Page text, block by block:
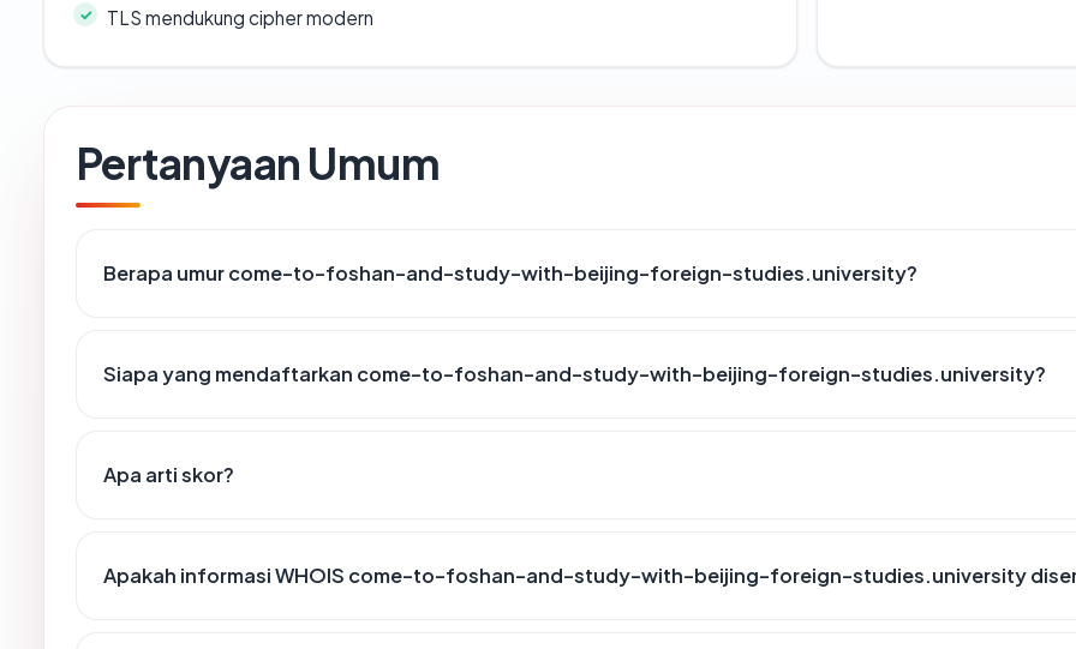
TLS mendukung cipher modern
Pertanyaan Umum
Berapa umur come-to-foshan-and-study-with-beijing-foreign-studies.university?
Siapa yang mendaftarkan come-to-foshan-and-study-with-beijing-foreign-studies.university?
Apa arti skor?
Apakah informasi WHOIS come-to-foshan-and-study-with-beijing-foreign-studies.university